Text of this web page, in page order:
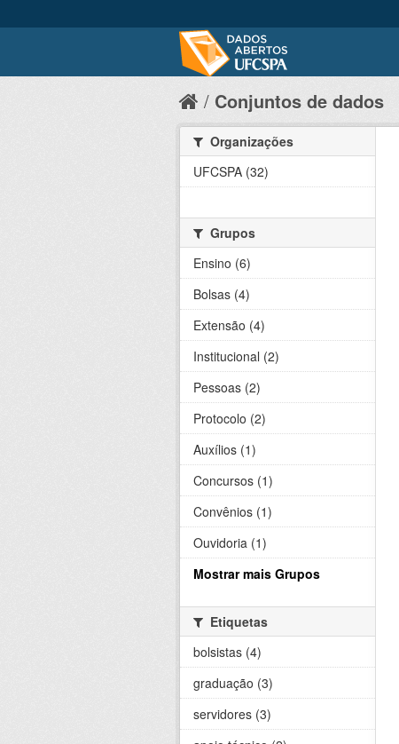
Conjuntos de dados
Organizações
UFCSPA (32)
Grupos
Ensino (6)
Bolsas (4)
Extensão (4)
Institucional (2)
Pessoas (2)
Protocolo (2)
Auxílios (1)
Concursos (1)
Convênios (1)
Ouvidoria (1)
Mostrar mais Grupos
Etiquetas
bolsistas (4)
graduação (3)
servidores (3)